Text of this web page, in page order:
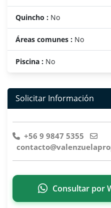
Quincho :No
Áreas comunes :No
Piscina :No
Solicitar Información
+56 9 9847 5355
Consultar por